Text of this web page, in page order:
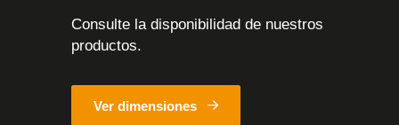
Consulte la disponibilidad de nuestros
productos.
Ver dimensiones